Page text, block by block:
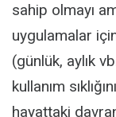
sahip olmayı
uygulamalar
(günlük, aylık
kullanım
hayattaki